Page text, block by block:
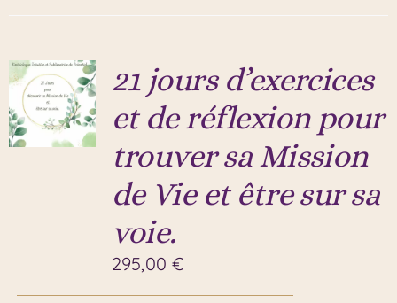
21 jours d’exercices
et de réflexion pour
trouver sa Mission
de Vie et être sur sa
voie.
295,00 €